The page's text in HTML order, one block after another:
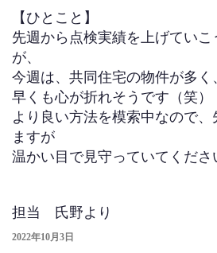
【ひとこと】
先週から点検実績を上げてい
が、
今週は、共同住宅の物件が多く
早くも心が折れそうです（笑）
より良い方法を模索中なので
ますが
温かい目で見守っていてくださ
担当 氏野より
投
2022年10月3日